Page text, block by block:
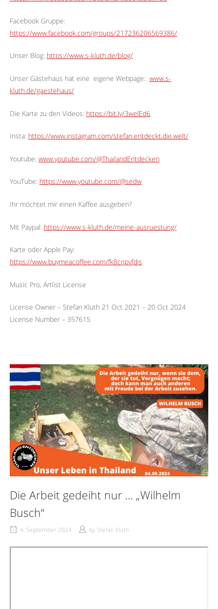
Facebook Gruppe:
https://www.facebook.com/groups/217236206569386/
Unser Blog: https://www.s-kluth.de/blog/
Unser Gästehaus hat eine eigene Webpage: www.s-
kluth.de/gaestehaus/
Die Karte zu den Videos: https://bit.ly/3welEd6
Insta: https://www.instagram.com/stefan.entdeckt.die.welt/
Youtube: www.youtube.com/@ThailandEntdecken
YouTube: https://www.youtube.com/@sedw
Ihr möchtet mir einen Kaffee ausgeben?
Mit Paypal: https://www.s-kluth.de/meine-ausruestung/
Karte oder Apple Pay:
https://www.buymeacoffee.com/fk8cnpvfdjs
Music Pro, Artlist License
License Owner – Stefan Kluth 21 Oct 2021 – 20 Oct 2024
License Number – 357615
Die Arbeit gedeiht nur … „Wilhelm
Busch“
4. September 2024 by Stefan Kluth